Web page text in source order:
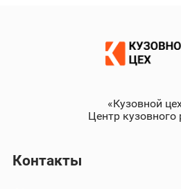
«Кузовной
Центр кузовного
Контакты